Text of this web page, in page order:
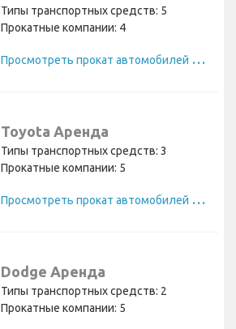
Типы транспортных средств: 5
Прокатные компании: 4
П
росмотреть прокат автомобилей Nissan
Toyota Аренда
Типы транспортных средств: 3
Прокатные компании: 5
П
росмотреть прокат автомобилей Toyota
Dodge Аренда
Типы транспортных средств: 2
Прокатные компании: 5